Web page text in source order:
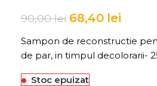
90,00lei 68,40 lei
Sampon de reconstructie
de par, in timpul decolorarii-
Stoc epuizat